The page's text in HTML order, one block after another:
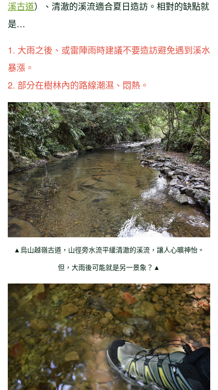
溪古道）、清澈的溪流適合夏日造訪。相對的缺點就
是…
1. 大雨之後、或雷陣雨時建議不要造訪避免遇到溪水
暴漲。
2. 部分在樹林內的路線潮濕、悶熱。
▲烏山越嶺古道，山徑旁水流平緩清澈的溪流，讓人心曠神怡。
但，大雨後可能就是另一景象？▲